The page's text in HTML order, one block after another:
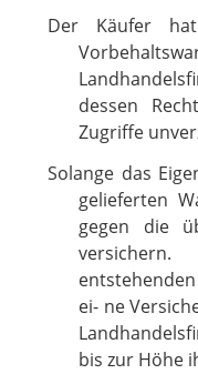
Der Käufer
dessen
Zugriffe
Solange das
gelieferten
gegen die
ei- ne
bis zur Höhe